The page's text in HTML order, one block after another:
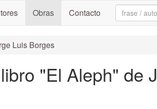
Obras Contacto Search:
Luis Borges
"El Aleph" de